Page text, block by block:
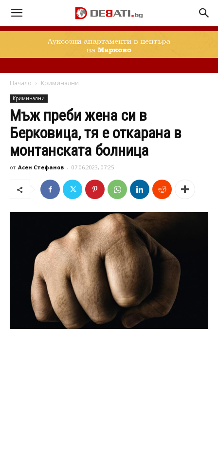
Начало Криминални
Криминални
Мъж преби жена си в
Берковица, тя е откарана в
монтанската болница
от Асен Стефанов - 07.06.2023, 07:25